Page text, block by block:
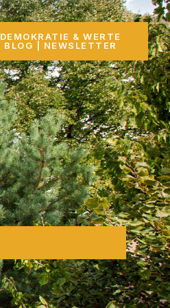
DEMOKRATIE & WERTE
BLOG | NEWSLETTER